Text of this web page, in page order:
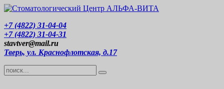
+7 (4822) 31-04-04
+7 (4822) 31-04-31
stavtver@mail.ru
Тверь, ул. Краснофлотская, д.17